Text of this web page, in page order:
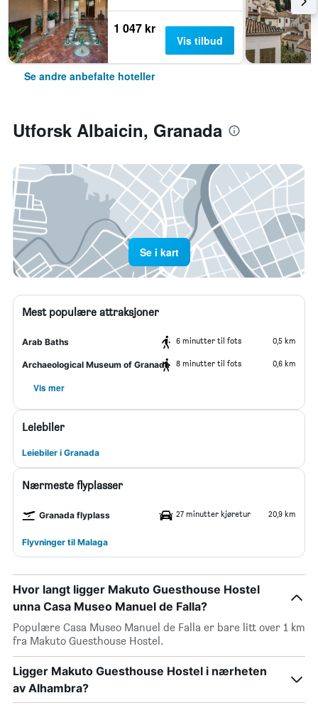
1 047 kr
Vis tilbud
Se andre anbefalte hoteller
Utforsk Albaicin, Granada
Se i kart
Mest populære attraksjoner
Arab Baths 6 minutter til fots 0,5 km
Archaeological Museum of Granada 8 minutter til fots 0,6 km
Vis mer
Leiebiler
Leiebiler i Granada
Nærmeste flyplasser
Granada flyplass 27 minutter kjøretur 20,9 km
Flyvninger til Malaga
Hvor langt ligger Makuto Guesthouse Hostel
unna Casa Museo Manuel de Falla?
Populære Casa Museo Manuel de Falla er bare litt over 1 km
fra Makuto Guesthouse Hostel.
Ligger Makuto Guesthouse Hostel i nærheten
av Alhambra?